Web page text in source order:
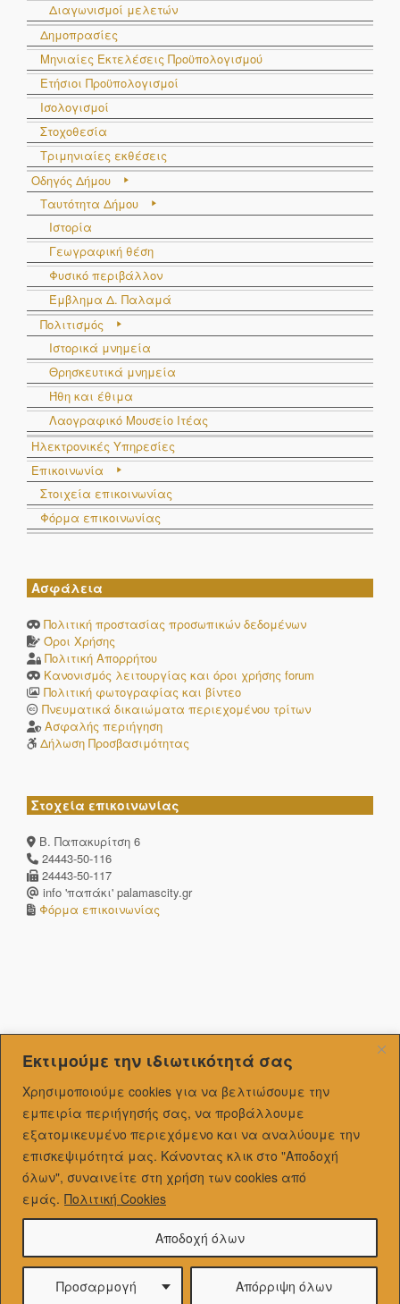
Εκτιμούμε την ιδιωτικότητά σας
Χρησιμοποιούμε cookies για να βελτιώσουμε την
εμπειρία περιήγησής σας, να προβάλλουμε
εξατομικευμένo περιεχόμενο και να αναλύουμε την
επισκεψιμότητά μας. Κάνοντας κλικ στο "Αποδοχή
όλων", συναινείτε στη χρήση των cookies από
εμάς. Πολιτική Cookies
Προσαρμογή Απόρριψη όλων
Αποδοχή όλων
Διαγωνισμοί μελετών
Δημοπρασίες
Μηνιαίες Εκτελέσεις Προϋπολογισμού
Ετήσιοι Προϋπολογισμοί
Ισολογισμοί
Στοχοθεσία
Τριμηνιαίες εκθέσεις
Οδηγός Δήμου
Ταυτότητα Δήμου
Ιστορία
Γεωγραφική θέση
Φυσικό περιβάλλον
Έμβλημα Δ. Παλαμά
Πολιτισμός
Ιστορικά μνημεία
Θρησκευτικά μνημεία
Ήθη και έθιμα
Λαογραφικό Μουσείο Ιτέας
Ηλεκτρονικές Υπηρεσίες
Επικοινωνία
Στοιχεία επικοινωνίας
Φόρμα επικοινωνίας
Ασφάλεια
Πολιτική προστασίας προσωπικών δεδομένων
Όροι Χρήσης
Πολιτική Απορρήτου
Κανονισμός λειτουργίας και όροι χρήσης forum
Πολιτική φωτογραφίας και βίντεο
Πνευματικά δικαιώματα περιεχομένου τρίτων
Ασφαλής περιήγηση
Δήλωση Προσβασιμότητας
Στοχεία επικοινωνίας
Β. Παπακυρίτση 6
24443-50-116
24443-50-117
info 'παπάκι' palamascity.gr
Φόρμα επικοινωνίας
Theme by SiteOrigin